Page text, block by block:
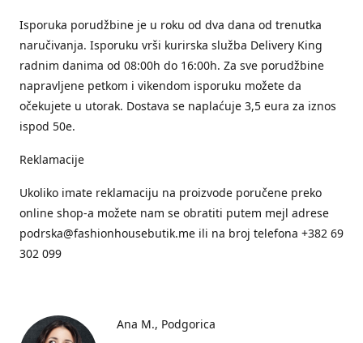
Isporuka porudžbine je u roku od dva dana od trenutka
naručivanja. Isporuku vrši kurirska služba Delivery King
radnim danima od 08:00h do 16:00h. Za sve porudžbine
napravljene petkom i vikendom isporuku možete da
očekujete u utorak. Dostava se naplaćuje 3,5 eura za iznos
ispod 50e.
Reklamacije
Ukoliko imate reklamaciju na proizvode poručene preko
online shop-a možete nam se obratiti putem mejl adrese
podrska@fashionhousebutik.me ili na broj telefona +382 69
302 099
Ana M. Podgorica